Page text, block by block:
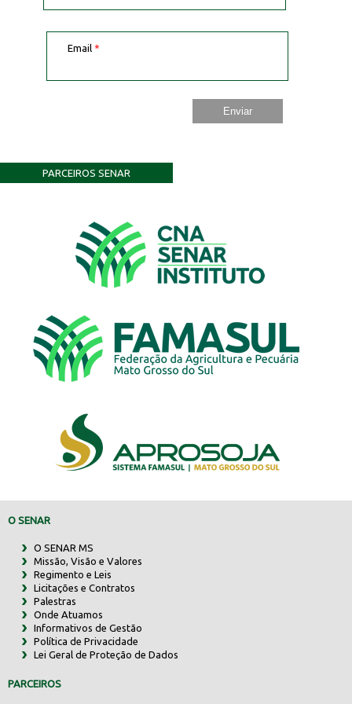
Email *
PARCEIROS SENAR
O SENAR
O SENAR MS
Missão, Visão e Valores
Regimento e Leis
Licitações e Contratos
Palestras
Onde Atuamos
Informativos de Gestão
Política de Privacidade
Lei Geral de Proteção de Dados
PARCEIROS